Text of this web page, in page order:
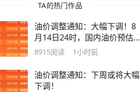
TA的热门作品
油价调整通知：大幅下调！8
月14日24时，国内油价预估
下调幅度从0.09元/升，已扩
8915阅读 1小时前
油价调整通知：下周或将大幅
下调！